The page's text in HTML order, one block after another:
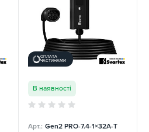
ОПЛАТА
ЧАСТИНАМИ
В наявності
Арт.: Gen2 PRO-7.4-1×32А-T